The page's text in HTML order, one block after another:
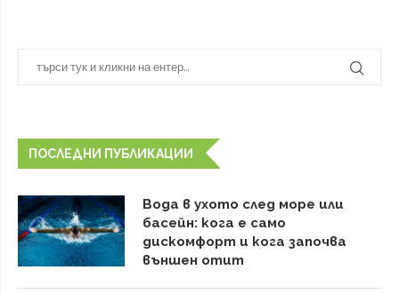
ПОСЛЕДНИ ПУБЛИКАЦИИ
Вода в ухото след море или
басейн: кога е само
дискомфорт и кога започва
външен отит